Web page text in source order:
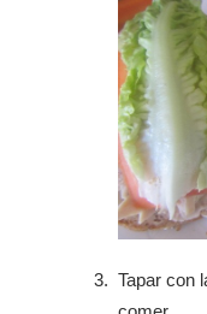
Tapar con